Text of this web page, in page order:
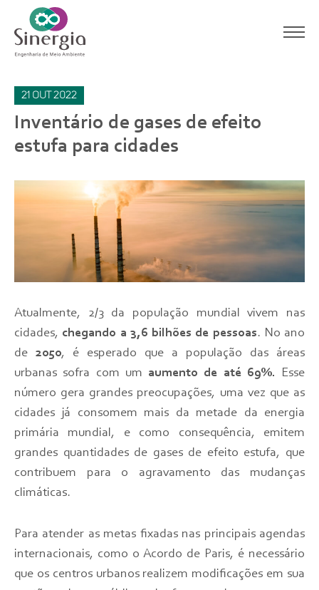
21 out 2022
Inventário de gases de efeito
estufa para cidades
Atualmente, 2/3 da população mundial vivem nas
cidades, chegando a 3,6 bilhões de pessoas. No ano
de 2050, é esperado que a população das áreas
urbanas sofra com um aumento de até 69%. Esse
número gera grandes preocupações, uma vez que as
cidades já consomem mais da metade da energia
primária mundial, e como consequência, emitem
grandes quantidades de gases de efeito estufa, que
contribuem para o agravamento das mudanças
climáticas.
Para atender as metas fixadas nas principais agendas
internacionais, como o Acordo de Paris, é necessário
que os centros urbanos realizem modificações em sua